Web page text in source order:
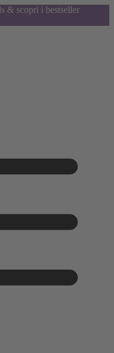
& scopri i bestseller